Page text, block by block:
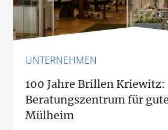
UNTERNEHMEN
100 Jahre Brillen Kriewitz:
Beratungszentrum für
Mülheim